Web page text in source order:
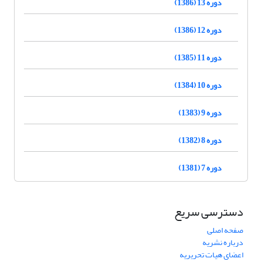
دوره 12 (1386)
دوره 11 (1385)
دوره 10 (1384)
دوره 9 (1383)
دوره 8 (1382)
دوره 7 (1381)
دسترسی سریع
صفحه اصلی
درباره نشریه
اعضای هیات تحریریه